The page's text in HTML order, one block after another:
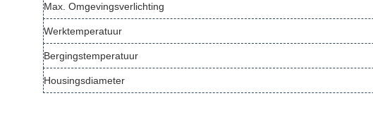
Max. Omgevingsverlichting
Werktemperatuur
Bergingstemperatuur
Housingsdiameter